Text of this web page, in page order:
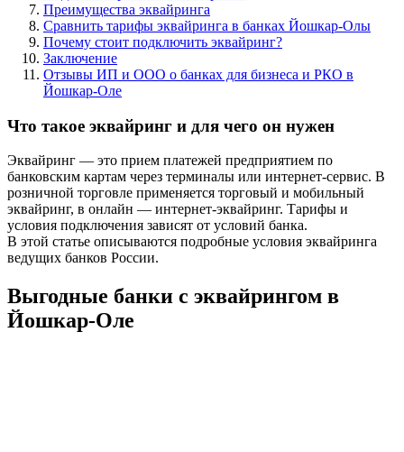
Преимущества эквайринга
Сравнить тарифы эквайринга в банках Йошкар-Олы
Почему стоит подключить эквайринг?
Заключение
Отзывы ИП и ООО о банках для бизнеса и РКО в
Йошкар-Оле
Что такое эквайринг и для чего он нужен
Эквайринг — это прием платежей предприятием по
банковским картам через терминалы или интернет-сервис. В
розничной торговле применяется торговый и мобильный
эквайринг, в онлайн — интернет-эквайринг. Тарифы и
условия подключения зависят от условий банка.
В этой статье описываются подробные условия эквайринга
ведущих банков России.
Выгодные банки с эквайрингом в
Йошкар-Оле